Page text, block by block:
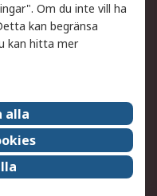
din order
med RS-konto
Centre
Om du inte vill ha
kan begränsa
kan hitta mer
alla